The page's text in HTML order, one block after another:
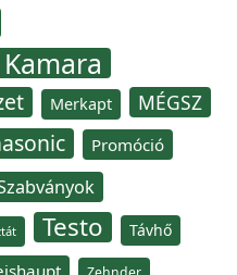
Merkapt MÉGSZ
Promóció
Testo Távhő